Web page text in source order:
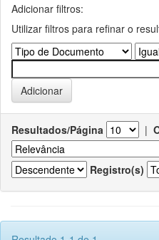
Adicionar filtros:
Utilizar filtros para refinar o
Resultados/Página |
Registro(s)